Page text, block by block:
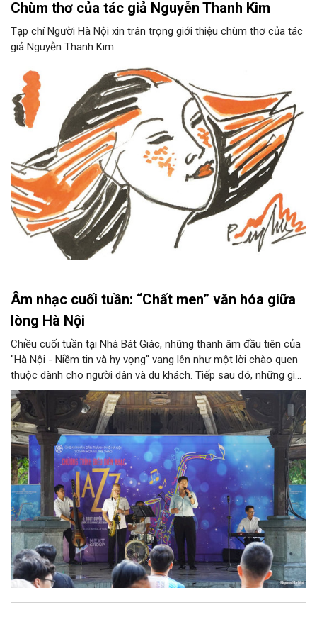
Chùm thơ của tác giả Nguyễn Thanh Kim
Tạp chí Người Hà Nội xin trân trọng giới thiệu chùm thơ của tác
giả Nguyễn Thanh Kim.
Âm nhạc cuối tuần: “Chất men” văn hóa giữa
lòng Hà Nội
Chiều cuối tuần tại Nhà Bát Giác, những thanh âm đầu tiên của
"Hà Nội - Niềm tin và hy vọng" vang lên như một lời chào quen
thuộc dành cho người dân và du khách. Tiếp sau đó, những giai
điệu jazz kinh điển của thế giới lần lượt cất lên qua phần biểu
diễn của NSƯT Quyền Văn Minh và các nghệ sĩ Bình Minh Jazz
Club, mở ra một không gian âm nhạc giàu cảm xúc ngay giữa
trung tâm Thủ đô.